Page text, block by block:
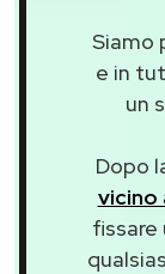
Siamo
e in
un
Dopo
vicino
fissare